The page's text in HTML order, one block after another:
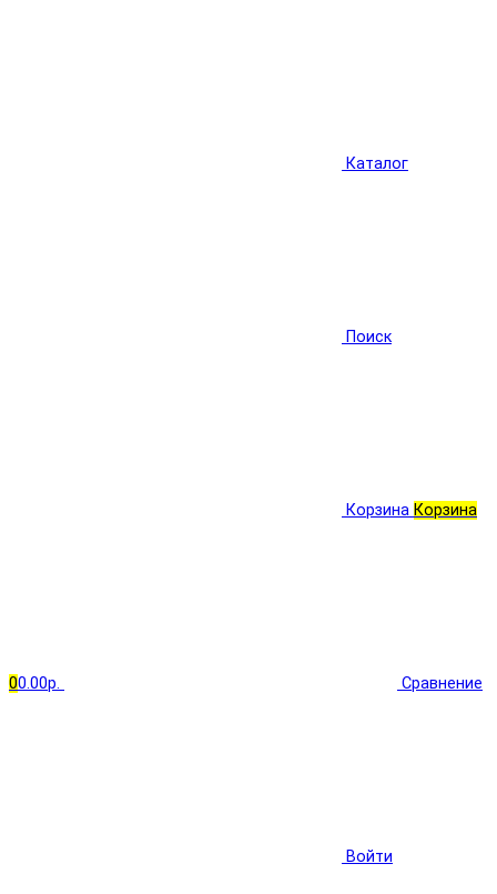
Каталог
Поиск
Корзина Корзина
00.00р. Сравнение
Войти